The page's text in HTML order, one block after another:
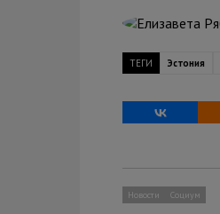
ТЕГИ Эстония
Новости Социум